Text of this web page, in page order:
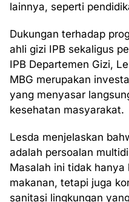
lainnya, seperti
Dukungan terhadap
ahli gizi IPB sekaligus
IPB Departemen Gizi,
MBG merupakan
yang menyasar
kesehatan masyarakat.
Lesda menjelaskan
adalah persoalan
Masalah ini tidak
makanan, tetapi juga
sanitasi lingkungan